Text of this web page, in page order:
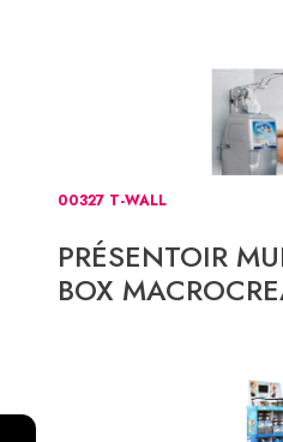
00327 T-WALL
PRÉSENTOIR
BOX